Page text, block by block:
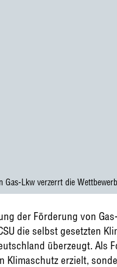
Gas-Lkw verzerrt die
der Förderung von
die selbst gesetzten
überzeugt. Als
Klimaschutz erzielt,